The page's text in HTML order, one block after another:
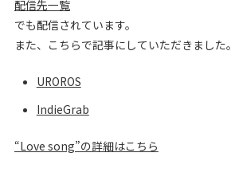
配信先一覧
でも配信されています。
また、こちらで記事にしていただきました。
UROROS
IndieGrab
“Love song”の詳細はこちら